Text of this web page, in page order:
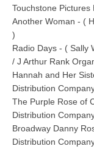
Touchstone Pictures
Another Woman - (
)
Radio Days - ( Sally
/ J Arthur Rank
Hannah and Her
Distribution
The Purple Rose of
Distribution
Broadway Danny
Distribution